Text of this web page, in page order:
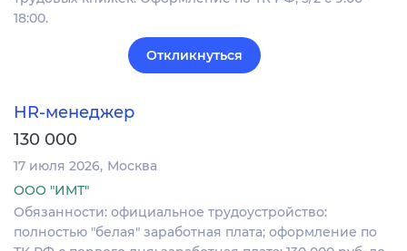
18:00.
Откликнуться
HR-менеджер
130 000
17 июля 2026 Москва
ООО "ИМТ"
Обязанности: официальное трудоустройство:
полностью "белая" заработная плата; оформление по